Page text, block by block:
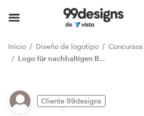
Inicio Diseño de logotipo
Concursos
Logo für nachhaltigen Baukomplex
Cliente 99designs